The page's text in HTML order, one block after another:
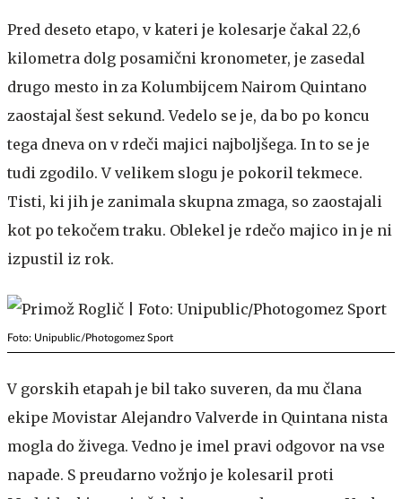
Pred deseto etapo, v kateri je kolesarje čakal 22,6
kilometra dolg posamični kronometer, je zasedal
drugo mesto in za Kolumbijcem Nairom Quintano
zaostajal šest sekund. Vedelo se je, da bo po koncu
tega dneva on v rdeči majici najboljšega. In to se je
tudi zgodilo. V velikem slogu je pokoril tekmece.
Tisti, ki jih je zanimala skupna zmaga, so zaostajali
kot po tekočem traku. Oblekel je rdečo majico in je ni
izpustil iz rok.
Foto: Unipublic/Photogomez Sport
V gorskih etapah je bil tako suveren, da mu člana
ekipe Movistar Alejandro Valverde in Quintana nista
mogla do živega. Vedno je imel pravi odgovor na vse
napade. S preudarno vožnjo je kolesaril proti